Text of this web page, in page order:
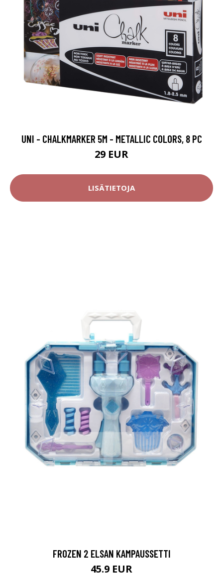
UNI - CHALKMARKER 5M - METALLIC COLORS, 8 PC
29 EUR
LISÄTIETOJA
FROZEN 2 ELSAN KAMPAUSSETTI
45.9 EUR